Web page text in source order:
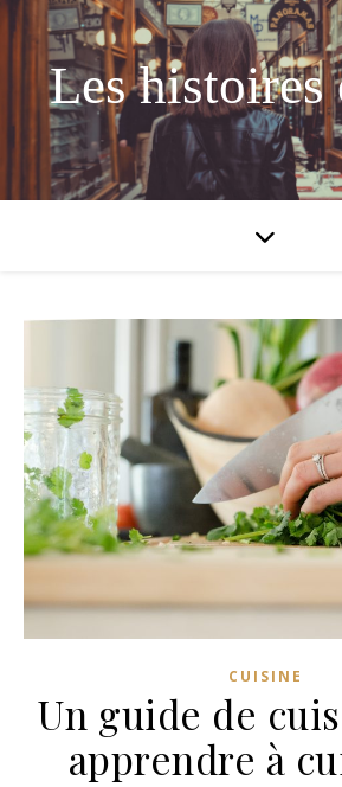
Les histoires
CUISINE
Un guide de
apprendre à